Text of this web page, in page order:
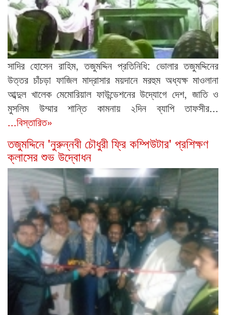
সাদির হোসেন রাহিম, তজুমদ্দিন প্রতিনিধি: ভোলার তজুমদ্দিনের
উত্তর চাঁচড়া ফাজিল মাদ্রাসার ময়দানে মরহুম অধ্যক্ষ মাওলানা
আব্দুল খালেক মেমোরিয়াল ফাউন্ডেশনের উদ্যোগে দেশ, জাতি ও
মুসলিম উম্মার শান্তি কামনায় ২দিন ব্যাপি তাফসীর...
...বিস্তারিত»
তজুমদ্দিনে 'নুরুন্নবী চৌধুরী ফ্রি কম্পিউটার' প্রশিক্ষণ
ক্লাসের শুভ উদ্বোধন